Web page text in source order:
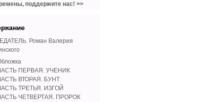
поддержите нас! >>
Роман Валерия
ПЕРВАЯ. УЧЕНИК
ВТОРАЯ. БУНТ
ТРЕТЬЯ. ИЗГОЙ
ЧЕТВЕРТАЯ. ПРОРОК